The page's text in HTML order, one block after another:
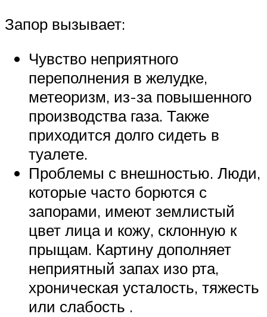
Запор вызывает:
Чувство неприятного
переполнения в желудке,
метеоризм, из-за повышенного
производства газа. Также
приходится долго сидеть в
туалете.
Проблемы с внешностью. Люди,
которые часто борются с
запорами, имеют землистый
цвет лица и кожу, склонную к
прыщам. Картину дополняет
неприятный запах изо рта,
хроническая усталость, тяжесть
или слабость .